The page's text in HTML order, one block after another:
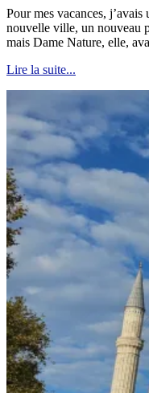
Pour mes vacances,
nouvelle ville, un nouveau
mais Dame Nature, elle,
Lire la suite...